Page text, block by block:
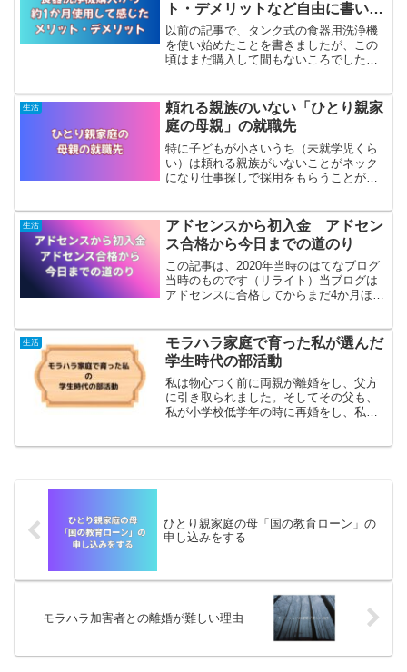
ト・デメリットなど自由に書いて
みました
以前の記事で、タンク式の食器用洗浄機
を使い始めたことを書きましたが、この
頃はまだ購入して間もないころでしたの
洗浄機を約1か月間使用した実感をまとめ
ていきたいと思います。...
生活
頼れる親族のいない「ひとり親家
庭の母親」の就職先
特に子どもが小さいうち（未就学児くら
い）は頼れる親族がいないことがネック
になり仕事探しで採用をもらうことが厳
り、勤務時間数が少ないパートやアルバ
イトでの採用になることが多いです。
生活
アドセンスから初入金 アドセン
ス合格から今日までの道のり
この記事は、2020年当時のはてなブログ
当時のものです（リライト）当ブログは
アドセンスに合格してからまだ4か月ほど
ます。そして、やっとこですがアドセン
スの収益が目標値...
生活
モラハラ家庭で育った私が選んだ
学生時代の部活動
私は物心つく前に両親が離婚をし、父方
に引き取られました。そしてその父も、
私が小学校低学年の時に再婚をし、私は
ひとり親家庭の母「国の教育ローン」の
申し込みをする
モラハラ加害者との離婚が難しい理由